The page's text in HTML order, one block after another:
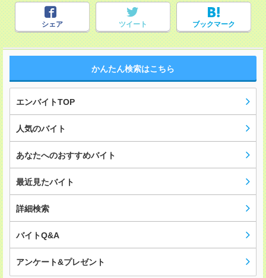
シェア ツイート ブックマーク
かんたん検索はこちら
エンバイトTOP
人気のバイト
あなたへのおすすめバイト
最近見たバイト
詳細検索
バイトQ&A
アンケート&プレゼント